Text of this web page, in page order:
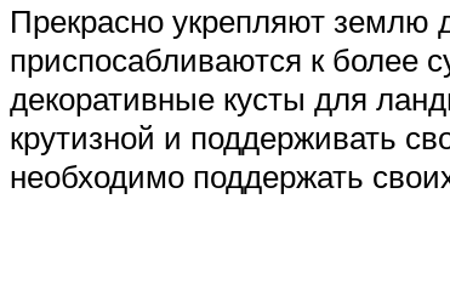
Прекрасно укрепляют землю
приспосабливаются к более
декоративные кусты для
крутизной и поддерживать
необходимо поддержать